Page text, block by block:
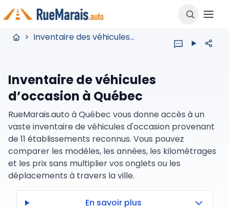
> Inventaire des véhicules usagés
Inventaire de véhicules
d’occasion à Québec
RueMarais.auto à Québec vous donne accès à un
vaste inventaire de véhicules d'occasion provenant
de 11 établissements reconnus. Vous pouvez
comparer les modèles, les années, les kilométrages
et les prix sans multiplier vos onglets ou les
déplacements à travers la ville.
En savoir plus